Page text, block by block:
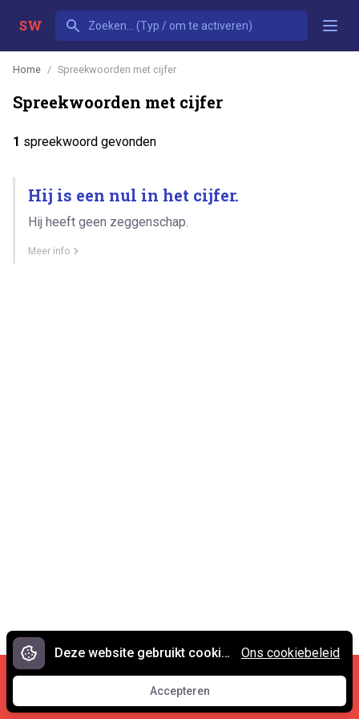
SW
Home Spreekwoorden met cijfer
Spreekwoorden met cijfer
1 spreekwoord gevonden
Hij is een nul in het cijfer.
Hij heeft geen zeggenschap.
Meer info
Cookies en privacy •
Contact
© 2007 - 2026 Spreekwoorden.nl
Deze website gebruikt cookies.
Accepteren
Accepteren
Ons cookiebeleid